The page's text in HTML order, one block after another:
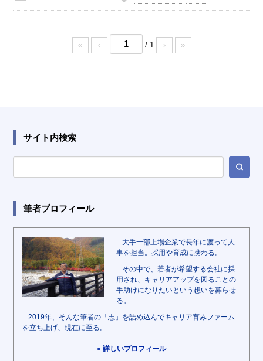
« ‹ / 1 › »
サイト内検索
筆者プロフィール
大手一部上場企業で長年に渡って人
事を担当。採用や育成に携わる。
その中で、若者が希望する会社に採
用され、キャリアアップを図ることの
手助けになりたいという想いを募らせ
る。
2019年、そんな筆者の「志」を詰め込んでキャリア育みファーム
を立ち上げ、現在に至る。
» 詳しいプロフィール